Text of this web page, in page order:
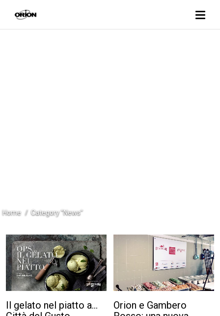
Home Category "News"
Il gelato nel piatto a…
Orion e Gambero